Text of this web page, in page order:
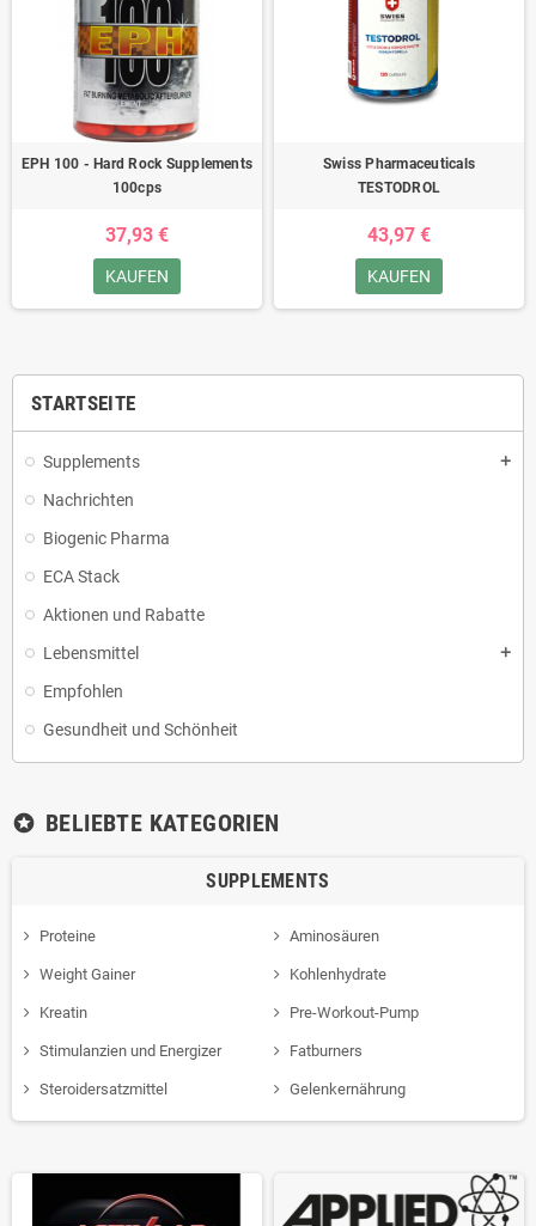
STARTSEITE
Supplements add
Nachrichten
Biogenic Pharma
ECA Stack
Aktionen und Rabatte
Lebensmittel
add
Empfohlen
Gesundheit und Schönheit
EPH 100 - Hard Rock Supplements
100cps
37,93 €
KAUFEN
Swiss Pharmaceuticals
TESTODROL
43,97 €
KAUFEN
stars BELIEBTE KATEGORIEN
SUPPLEMENTS
Proteine Aminosäuren
Weight Gainer Kohlenhydrate
Kreatin Pre-Workout-Pump
Stimulanzien und Energizer Fatburners
Steroidersatzmittel Gelenkernährung